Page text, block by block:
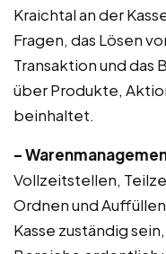
Kraichtal an der
Fragen, das Lösen
Transaktion und
über Produkte,
beinhaltet.
–
Vollzeitstellen,
Ordnen und
Kasse zuständig